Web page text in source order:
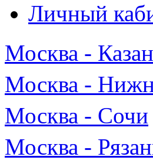
Личный
Москва -
Москва -
Москва - Сочи
Москва -